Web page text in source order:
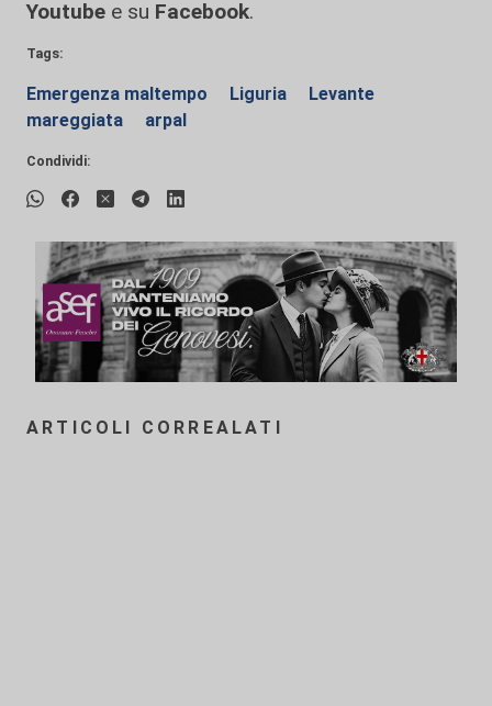
Youtube e su Facebook.
Tags:
Emergenza maltempo Liguria
Levante
mareggiata
arpal
Condividi:
ARTICOLI CORREALATI